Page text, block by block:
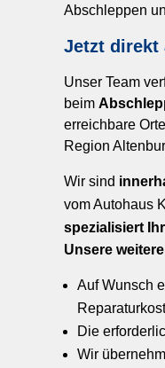
Abschleppen
Jetzt direkt
Unser Team
beim
erreichbare
Region
Wir sind
vom Autohaus
spezialisiert
Unsere
Auf Wunsch
Die
Wir